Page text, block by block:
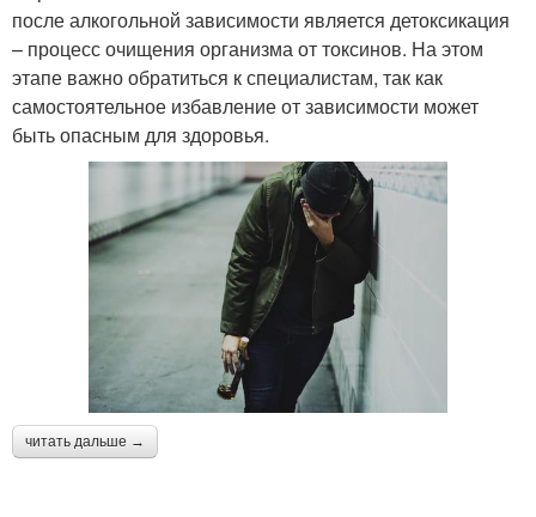
после алкогольной зависимости является детоксикация
– процесс очищения организма от токсинов. На этом
этапе важно обратиться к специалистам, так как
самостоятельное избавление от зависимости может
быть опасным для здоровья.
читать дальше →